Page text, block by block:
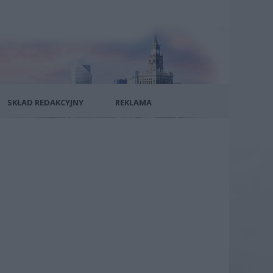
SKŁAD REDAKCYJNY REKLAMA